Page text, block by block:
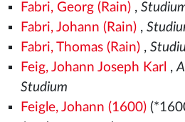
Fabri, Georg (Rain),
Fabri, Johann (Rain),
Fabri, Thomas (Rain),
Feig, Johann Joseph Karl ,
Studium
Feigle, Johann (1600)